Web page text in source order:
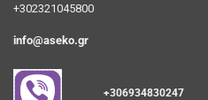
+302321045800
info@aseko.gr
+306934830247